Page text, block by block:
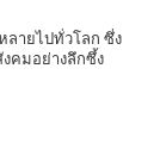
ายไปทั่วโลก ซึ่ง
คมอย่างลึกซึ้ง